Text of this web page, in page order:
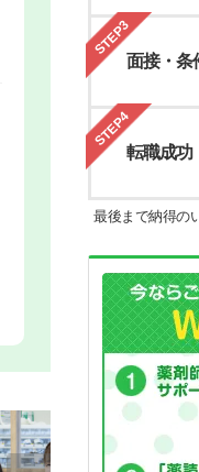
STEP3
面接・条
STEP4
転職成功
最後まで納得の